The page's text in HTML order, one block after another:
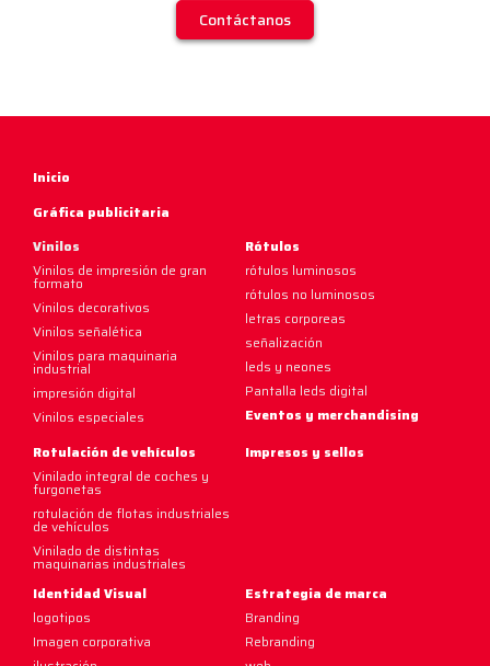
Contáctanos
Inicio
Gráfica publicitaria
Vinilos
Vinilos de impresión de gran
formato
Vinilos decorativos
Vinilos señalética
Vinilos para maquinaria
industrial
impresión digital
Vinilos especiales
Rótulos
rótulos luminosos
rótulos no luminosos
letras corporeas
señalización
leds y neones
Pantalla leds digital
Eventos y merchandising
Rotulación de vehículos
Vinilado integral de coches y
furgonetas
rotulación de flotas industriales
de vehículos
Vinilado de distintas
maquinarias industriales
Impresos y sellos
Identidad Visual
logotipos
Imagen corporativa
Estrategia de marca
Branding
Rebranding